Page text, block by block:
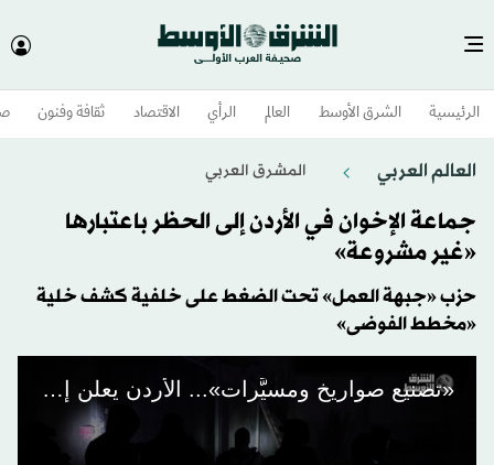
الرئيسية الشرق الأوسط​ العالم الرأي الاقتصاد ثقافة وفنون
العالم العربي المشرق العربي
جماعة الإخوان في الأردن إلى الحظر باعتبارها
«غير مشروعة»
حزب «جبهة العمل» تحت الضغط على خلفية كشف خلية
«مخطط الفوضى»
«تصنيع صواريخ ومسيَّرات»... الأردن يعلن إحباط «مخطط للفوضى»